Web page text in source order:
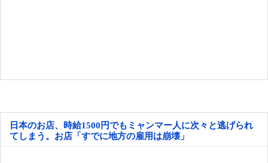
日本のお店、時給1500円でもミャンマー人に次々と逃げられ
てしまう。お店「すでに地方の雇用は崩壊」